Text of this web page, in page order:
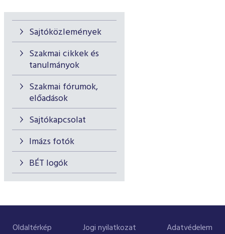
Sajtóközlemények
Szakmai cikkek és
tanulmányok
Szakmai fórumok,
előadások
Sajtókapcsolat
Imázs fotók
BÉT logók
Oldaltérkép Jogi nyilatkozat Adatvédelem